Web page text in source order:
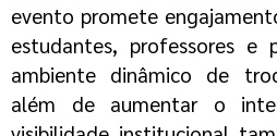
evento promete
estudantes, professores e
ambiente dinâmico de
além de aumentar o